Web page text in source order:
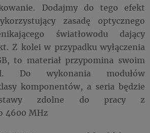
Dodajmy do tego efekt
zasadę optycznego
światłowodu dający
Z kolei w przypadku wyłączenia
to materiał przypomina swoim
Do wykonania modułów
komponentów, a seria będzie
zdolne do pracy z
4600 MHz